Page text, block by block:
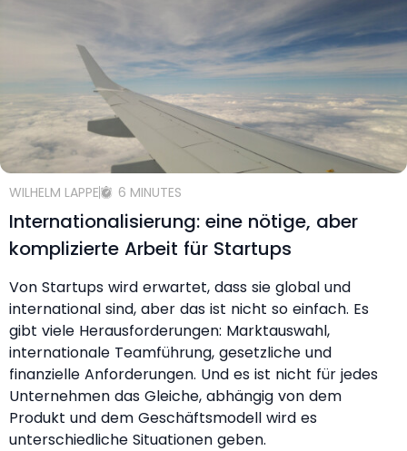
WILHELM LAPPE 6 MINUTES
Internationalisierung: eine nötige, aber
komplizierte Arbeit für Startups
Von Startups wird erwartet, dass sie global und
international sind, aber das ist nicht so einfach. Es
gibt viele Herausforderungen: Marktauswahl,
internationale Teamführung, gesetzliche und
finanzielle Anforderungen. Und es ist nicht für jedes
Unternehmen das Gleiche, abhängig von dem
Produkt und dem Geschäftsmodell wird es
unterschiedliche Situationen geben.